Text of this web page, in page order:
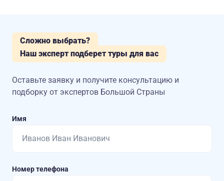
Сложно выбрать?
Наш эксперт подберет туры для вас
Оставьте заявку и получите консультацию и
подборку от экспертов Большой Страны
Имя
Номер телефона